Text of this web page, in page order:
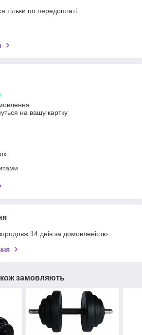
тільки по передоплаті.
на вашу картку
14 днів за домовленістю
замовляють